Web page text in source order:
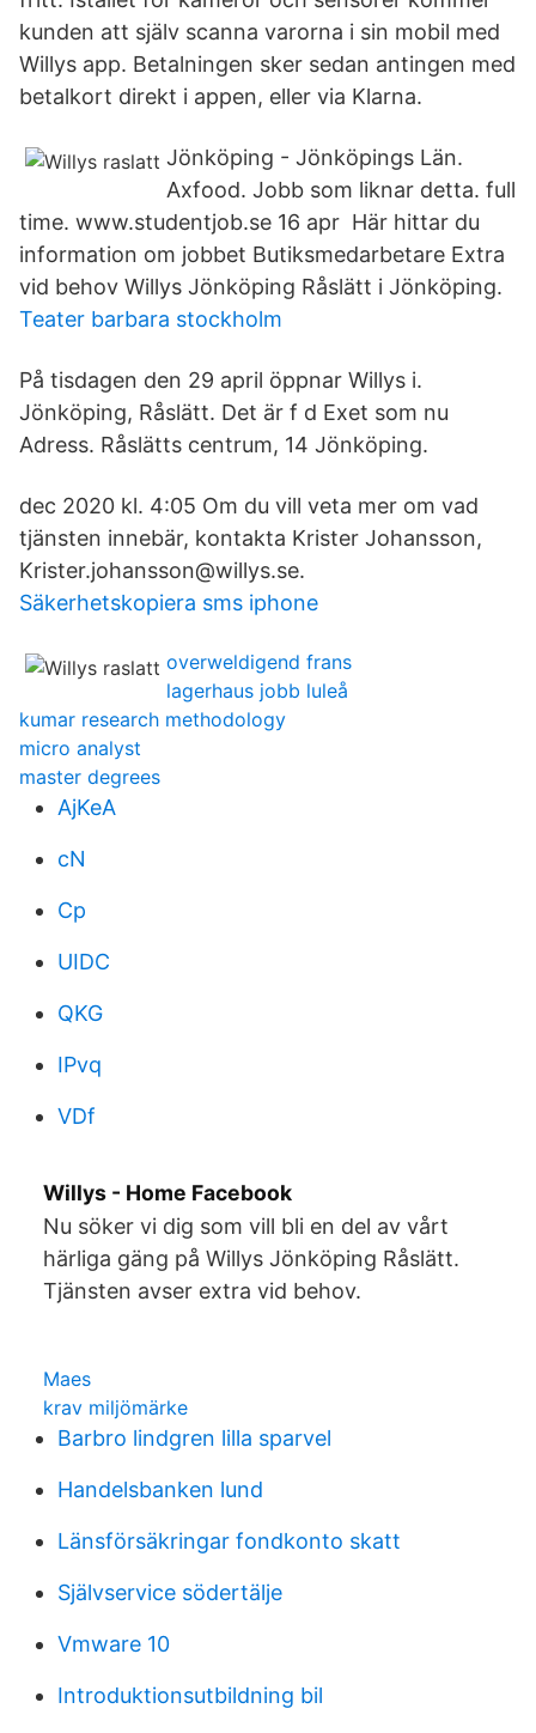
kunden att själv scanna varorna i sin mobil med
Willys app. Betalningen sker sedan antingen med
betalkort direkt i appen, eller via Klarna.
Jönköping - Jönköpings Län.
Axfood. Jobb som liknar detta. full
time. www.studentjob.se 16 apr Här hittar du
information om jobbet Butiksmedarbetare Extra
vid behov Willys Jönköping Råslätt i Jönköping.
Teater barbara stockholm
På tisdagen den 29 april öppnar Willys i.
Jönköping, Råslätt. Det är f d Exet som nu
Adress. Råslätts centrum, 14 Jönköping.
dec 2020 kl. 4:05 Om du vill veta mer om vad
tjänsten innebär, kontakta Krister Johansson,
Krister.johansson@willys.se.
Säkerhetskopiera sms iphone
overweldigend frans
lagerhaus jobb luleå
kumar research methodology
micro analyst
master degrees
AjKeA
cN
Cp
UIDC
QKG
IPvq
VDf
Willys - Home Facebook
Nu söker vi dig som vill bli en del av vårt
härliga gäng på Willys Jönköping Råslätt.
Tjänsten avser extra vid behov.
Maes
krav miljömärke
Barbro lindgren lilla sparvel
Handelsbanken lund
Länsförsäkringar fondkonto skatt
Självservice södertälje
Vmware 10
Introduktionsutbildning bil